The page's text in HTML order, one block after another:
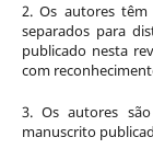
2. Os autores têm
separados para
publicado nesta
com
3. Os autores
manuscrito